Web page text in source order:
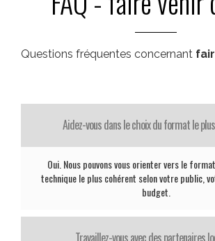
Questions fréquentes concernant
Aidez-vous dans le choix du format le
Oui. Nous pouvons vous orienter vers le
technique le plus cohérent selon votre public,
budget.
Travaillez-vous avec des partenaires